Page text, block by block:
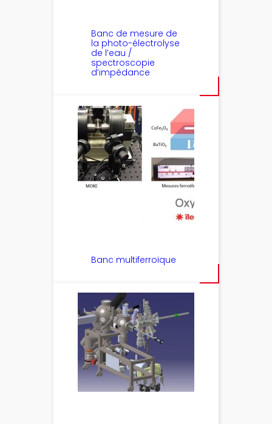
Banc de mesure de
la photo-électrolyse
de l’eau /
spectroscopie
d’impédance
Banc multiferroïque